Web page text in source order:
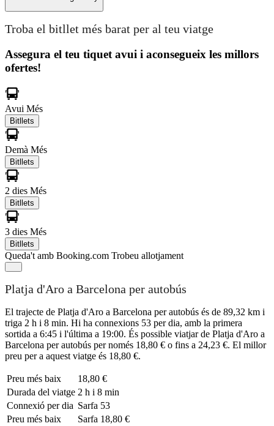
Troba el bitllet més barat per al teu viatge
Assegura el teu tiquet avui i aconsegueix les millors
ofertes!
Avui Més
Bitllets
Demà Més
Bitllets
2 dies Més
Bitllets
3 dies Més
Bitllets
Queda't amb Booking.com Trobeu allotjament
Platja d'Aro a Barcelona per autobús
El trajecte de Platja d'Aro a Barcelona per autobús és de 89,32 km i
triga 2 h i 8 min. Hi ha connexions 53 per dia, amb la primera
sortida a 6:45 i l'última a 19:00. És possible viatjar de Platja d'Aro a
Barcelona per autobús per només 18,80 € o fins a 24,23 €. El millor
preu per a aquest viatge és 18,80 €.
Preu més baix
18,80 €
Durada del viatge 2 h i 8 min
Connexió per dia Sarfa 53
Preu més baix
Sarfa 18,80 €